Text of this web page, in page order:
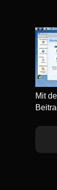
Mit